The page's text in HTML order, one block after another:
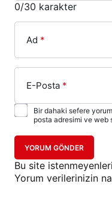
0/30 karakter
Ad *
E-Posta *
Bir dahaki sefere
posta adresimi ve web
YORUM GÖNDER
Bu site
Yorum verilerinizin